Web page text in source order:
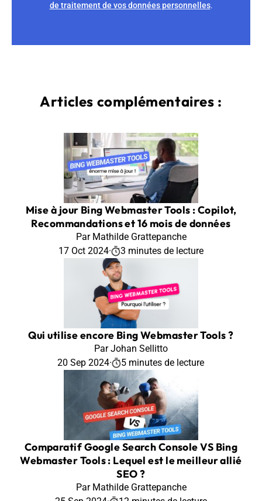
de traitement de vos données personnelles.
Articles complémentaires :
Mise à jour Bing Webmaster Tools : Copilot,
Recommandations et 16 mois de données
Par Mathilde Grattepanche
17 Oct 2024· 3 minutes de lecture
Qui utilise encore Bing Webmaster Tools ?
Par Johan Sellitto
20 Sep 2024· 5 minutes de lecture
Comparatif Google Search Console VS Bing
Webmaster Tools : Lequel est le meilleur allié
SEO ?
Par Mathilde Grattepanche